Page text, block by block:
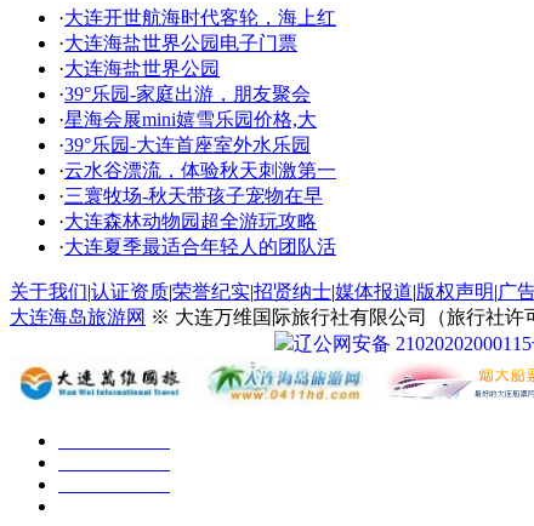
·大连开世航海时代客轮，海上红
·大连海盐世界公园电子门票
·大连海盐世界公园
·39°乐园-家庭出游，朋友聚会
·星海会展mini嬉雪乐园价格,大
·39°乐园-大连首座室外水乐园
·云水谷漂流，体验秋天刺激第一
·三寰牧场-秋天带孩子宠物在早
·大连森林动物园超全游玩攻略
·大连夏季最适合年轻人的团队活
关于我们|认证资质|荣誉纪实|招贤纳士|媒体报道|版权声明|广
大连海岛旅游网 ※ 大连万维国际旅行社有限公司（旅行社许
辽公网安备